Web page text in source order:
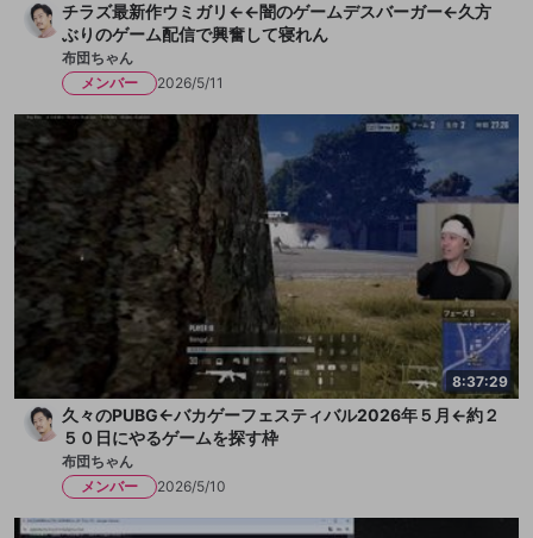
チラズ最新作ウミガリ←←闇のゲームデスバーガー←久方
ぶりのゲーム配信で興奮して寝れん
布団ちゃん
メンバー
2026/5/11
8:37:29
久々のPUBG←バカゲーフェスティバル2026年５月←約２
５０日にやるゲームを探す枠
布団ちゃん
メンバー
2026/5/10